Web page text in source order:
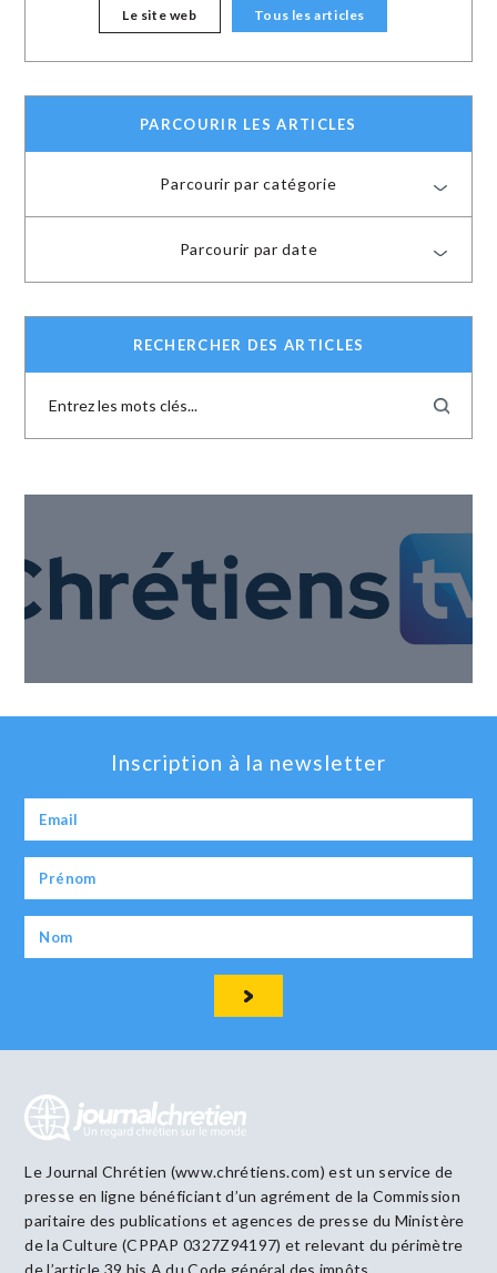
Le site web Tous les articles
PARCOURIR LES ARTICLES
Parcourir par catégorie
Parcourir par date
RECHERCHER DES ARTICLES
Inscription à la newsletter
Le Journal Chrétien (www.chrétiens.com) est un service de
presse en ligne bénéficiant d’un agrément de la Commission
paritaire des publications et agences de presse du Ministère
de la Culture (CPPAP 0327Z94197) et relevant du périmètre
de l’article 39 bis A du Code général des impôts.